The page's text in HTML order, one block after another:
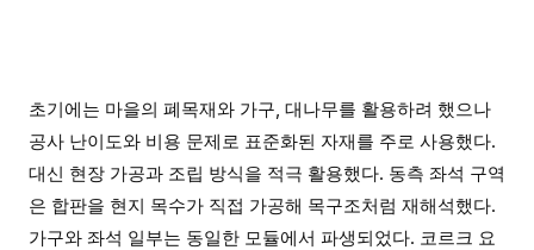
초기에는 마을의 폐목재와 가구, 대나무를 활용하려 했으나
공사 난이도와 비용 문제로 표준화된 자재를 주로 사용했다.
대신 현장 가공과 조립 방식을 적극 활용했다. 동측 좌석 구역
은 합판을 현지 목수가 직접 가공해 목구조처럼 재해석했다.
가구와 좌석 일부는 동일한 모듈에서 파생되었다. 코르크 요